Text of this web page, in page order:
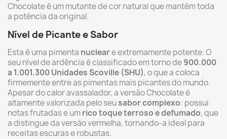
Chocolate é um mutante de cor natural que mantém toda
a potência da original.
Nível de Picante e Sabor
Esta é uma pimenta nucleare extremamente potente. O
seu nível de ardência é classificado em torno de900.000
a 1.001.300 Unidades Scoville (SHU), o que a coloca
firmemente entre as pimentas mais picantes do mundo.
Apesar do calor avassalador, a versão Chocolate é
altamente valorizada pelo seusabor complexo: possui
notas frutadas e umrico toque terroso e defumado, que
a distingue da versão vermelha, tornando-a ideal para
receitas escuras e robustas.